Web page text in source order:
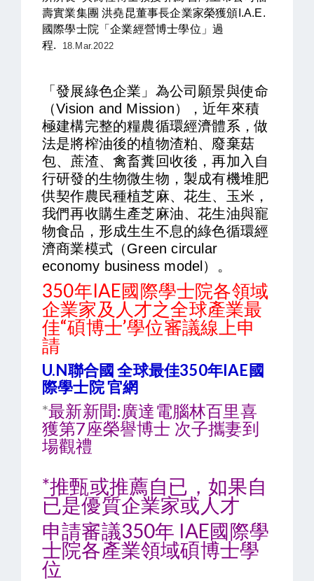
壽實業集團 洪堯昆董事長企業家榮獲頒I.A.E.
國際學士院「企業經營博士學位」過
程.
18.Mar.2022
「發展綠色企業」為公司願景與使命
（Vision and Mission），近年來積
極建構完整的糧農循環經濟體系，做
法是將榨油後的植物渣粕、廢棄菇
包、蔗渣、禽畜糞回收後，再加入自
行研發的生物微生物，製成有機堆肥
供契作農民種植芝麻、花生、玉米，
我們再收購生產芝麻油、花生油與寵
物食品，形成生生不息的綠色循環經
濟商業模式（Green circular
economy business model）。
350年IAE國際學士院各領域
企業家及人才之全球產業最
佳“碩博士’學位審議線上申
請
U.N聯合國 全球最佳350年IAE國
際學士院 官網
*最新新聞:廣達電腦林百里喜
獲第7座榮譽博士 次子攜妻到
場觀禮
*推甄或推薦自已，如果自
已是優質企業家或人才
申請審議350年 IAE國際學
士院各產業領域碩博士學
位